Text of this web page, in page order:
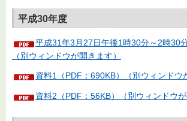
平成30年度
平成31年3月27日午後1時30分～2時30
（別ウィンドウが開きます）
資料1（PDF：690KB）（別ウィンドウ
資料2（PDF：56KB）（別ウィンドウが